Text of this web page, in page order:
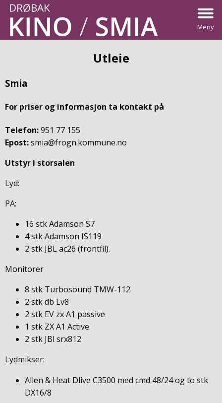
Meny
Utleie
Smia
For priser og informasjon ta kontakt på
Telefon:951 77 155
Epost:smia@frogn.kommune.no
Utstyr i storsalen
Lyd:
PA:
16 stk Adamson S7
4 stk Adamson IS119
2 stk JBL ac26 (frontfil).
Monitorer
8 stk Turbosound TMW-112
2 stk db Lv8
2 stk EV zx A1 passive
1 stk ZX A1 Active
2 stk JBl srx812
Lydmikser:
Allen & Heat Dlive C3500 med cmd 48/24 og to stk
DX16/8